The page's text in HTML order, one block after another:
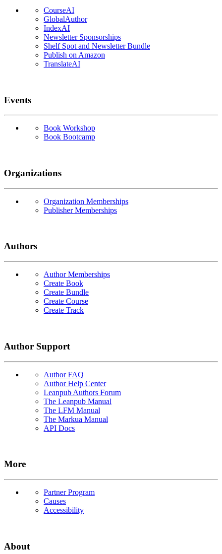
CourseAI
GlobalAuthor
IndexAI
Newsletter Sponsorships
Shelf Spot and Newsletter Bundle
Publish on Amazon
TranslateAI
Events
Book Workshop
Book Bootcamp
Organizations
Organization Memberships
Publisher Memberships
Authors
Author Memberships
Create Book
Create Bundle
Create Course
Create Track
Author Support
Author FAQ
Author Help Center
Leanpub Authors Forum
The Leanpub Manual
The LFM Manual
The Markua Manual
API Docs
More
Partner Program
Causes
Accessibility
About